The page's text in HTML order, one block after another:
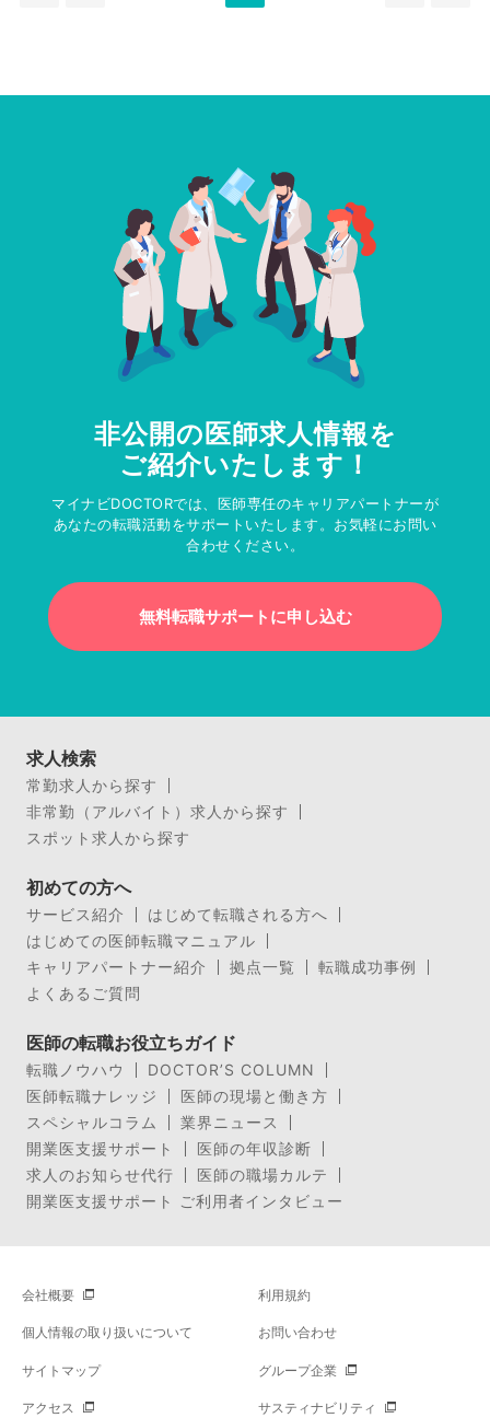
非公開の医師求人情報を
ご紹介いたします！
マイナビDOCTORでは、医師専任のキャリアパートナーが
あなたの転職活動をサポートいたします。お気軽にお問い
合わせください。
無料転職サポートに申し込む
求人検索
常勤求人から探す
非常勤（アルバイト）求人から探す
スポット求人から探す
初めての方へ
サービス紹介
はじめて転職される方へ
はじめての医師転職マニュアル
キャリアパートナー紹介
拠点一覧
転職成功事例
よくあるご質問
医師の転職お役立ちガイド
転職ノウハウ
DOCTOR’S COLUMN
医師転職ナレッジ
医師の現場と働き方
スペシャルコラム
業界ニュース
開業医支援サポート
医師の年収診断
求人のお知らせ代行
医師の職場カルテ
開業医支援サポート ご利用者インタビュー
会社概要 利用規約
個人情報の取り扱いについて お問い合わせ
サイトマップ グループ企業
アクセス サスティナビリティ